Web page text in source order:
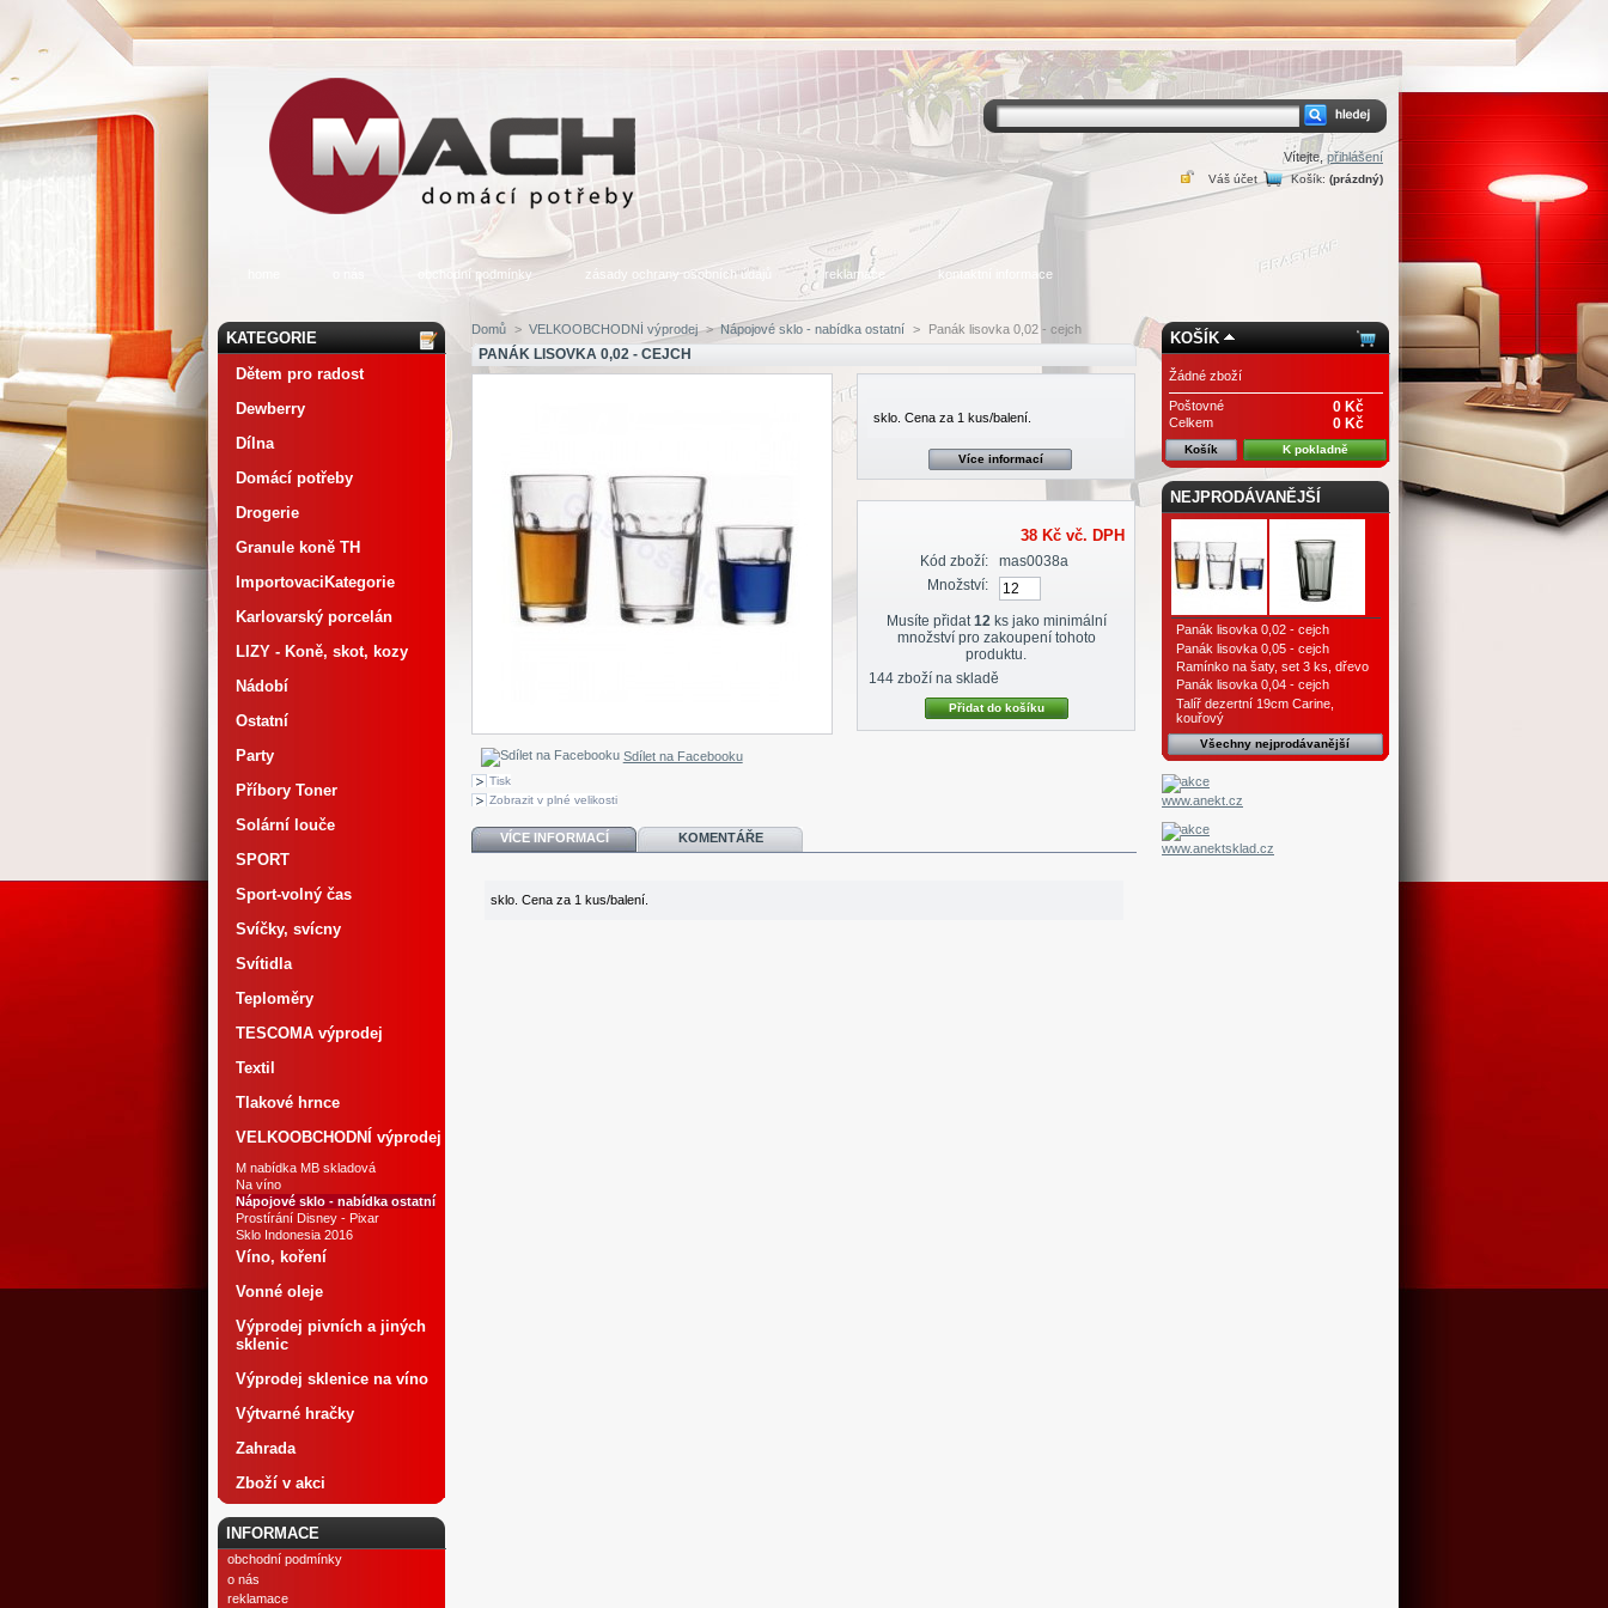
Vítejte, přihlášení
Košík: (prázdný)
Váš účet
obchodní podmínky zásady ochrany osobních údajů reklamace kontaktní informace
KATEGORIE
Dětem pro radost
Dewberry
Dílna
Domácí potřeby
Drogerie
Granule koně TH
ImportovaciKategorie
Karlovarský porcelán
LIZY - Koně, skot, kozy
Nádobí
Ostatní
Party
Příbory Toner
Solární louče
SPORT
Sport-volný čas
Svíčky, svícny
Svítidla
Teploměry
TESCOMA výprodej
Textil
Tlakové hrnce
VELKOOBCHODNÍ výprodej
M nabídka MB skladová
Na víno
Nápojové sklo - nabídka ostatní
Prostírání Disney - Pixar
Sklo Indonesia 2016
Víno, koření
Vonné oleje
Výprodej pivních a jiných
sklenic
Výprodej sklenice na víno
Výtvarné hračky
Zahrada
Zboží v akci
INFORMACE
obchodní podmínky
o nás
reklamace
Domů > VELKOOBCHODNÍ výprodej > Nápojové sklo - nabídka ostatní > Panák lisovka 0,02 - cejch
PANÁK LISOVKA 0,02 - CEJCH
Sdílet na Facebooku
Tisk
Zobrazit v plné velikosti
sklo. Cena za 1 kus/balení.
Více informací
38 Kčvč. DPH
Kód zboží:
mas0038a
Množství:
Musíte přidat12ks jako minimální
množství pro zakoupení tohoto
produktu.
144 zboží na skladě
VÍCE INFORMACÍ KOMENTÁŘE
sklo. Cena za 1 kus/balení.
KOŠÍK
Žádné zboží
Poštovné 0 Kč
Celkem 0 Kč
Košík K pokladně
NEJPRODÁVANĚJŠÍ
Panák lisovka 0,02 - cejch
Panák lisovka 0,05 - cejch
Ramínko na šaty, set 3 ks, dřevo
Panák lisovka 0,04 - cejch
Talíř dezertní 19cm Carine,
kouřový
Všechny nejprodávanější
www.anekt.cz
www.anektsklad.cz